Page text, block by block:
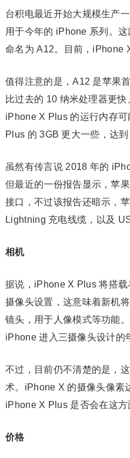
台积电最近开始大规模生产
用于今年的 iPhone 系列。
命名为 A12。目前，iPhone
值得注意的是，A12 是苹果
比过去的 10 纳米处理器更快
iPhone X Plus 的运行内存
Plus 的 3GB 更大一些，达到
虽然有传言说 2018 年的
但最近的一份报告显示，苹
接口，不过该报告还暗示，
Lightning 充电线缆，以及
相机
据说，iPhone X Plus 将搭
摄像头设置，这意味着新机
镜头，用于人像模式等功能
iPhone 进入三摄像头设计的
不过，目前仍不清楚的是，
术。iPhone X 的摄像头像素
iPhone X Plus 是否会在这方
价格